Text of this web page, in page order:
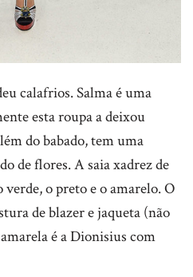
calafrios. Salma é uma
esta roupa a deixou
do babado, tem uma
de flores. A saia xadrez de
o preto e o amarelo. O
de blazer e jaqueta (não
é a Dionisius com